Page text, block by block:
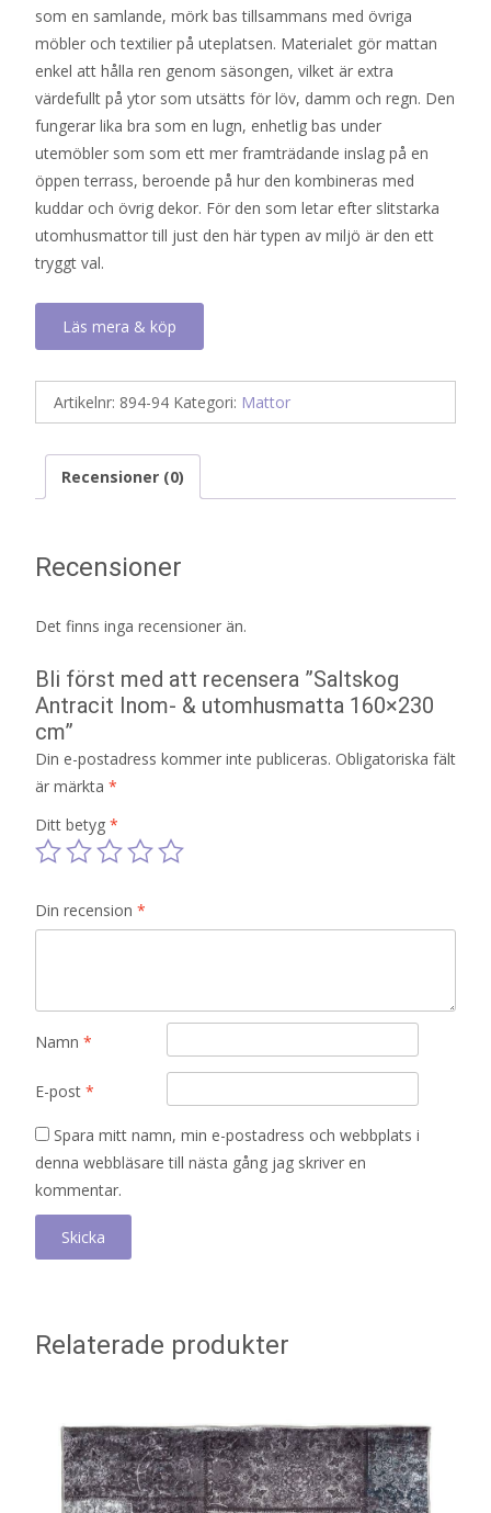
som en samlande, mörk bas tillsammans med övriga
möbler och textilier på uteplatsen. Materialet gör mattan
enkel att hålla ren genom säsongen, vilket är extra
värdefullt på ytor som utsätts för löv, damm och regn. Den
fungerar lika bra som en lugn, enhetlig bas under
utemöbler som som ett mer framträdande inslag på en
öppen terrass, beroende på hur den kombineras med
kuddar och övrig dekor. För den som letar efter slitstarka
utomhusmattor till just den här typen av miljö är den ett
tryggt val.
Läs mera & köp
Artikelnr: 894-94 Kategori: Mattor
Recensioner (0)
Recensioner
Det finns inga recensioner än.
Bli först med att recensera ”Saltskog
Antracit Inom- & utomhusmatta 160×230
cm”
Din e-postadress kommer inte publiceras. Obligatoriska fält
är märkta *
Ditt betyg *
Din recension *
Namn *
E-post *
Spara mitt namn, min e-postadress och webbplats i
denna webbläsare till nästa gång jag skriver en
kommentar.
Relaterade produkter